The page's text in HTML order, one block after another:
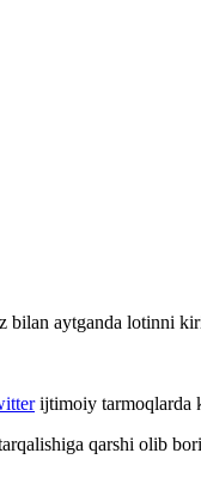
aytganda lotinni
ijtimoiy tarmoqlarda
qarshi olib